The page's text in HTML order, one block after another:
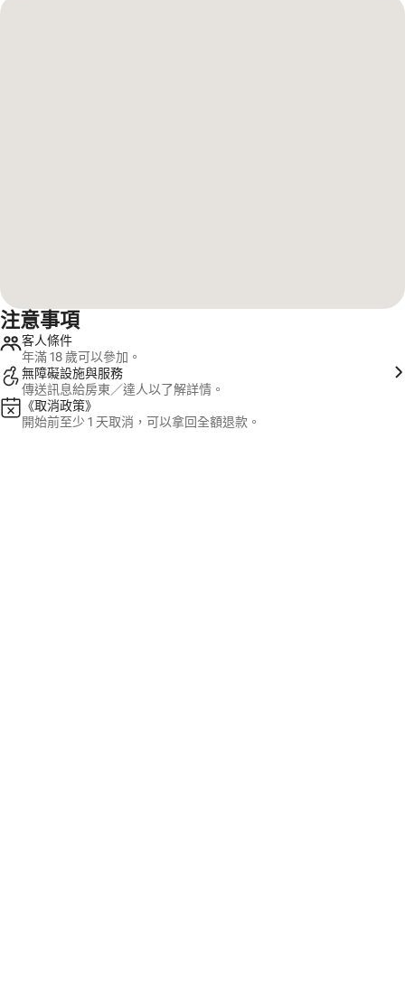
注意事項
客人條件
年滿 18 歲可以參加。
無障礙設施與服務
傳送訊息給房東／達人以了解詳情。
《取消政策》
開始前至少 1 天取消，可以拿回全額退款。